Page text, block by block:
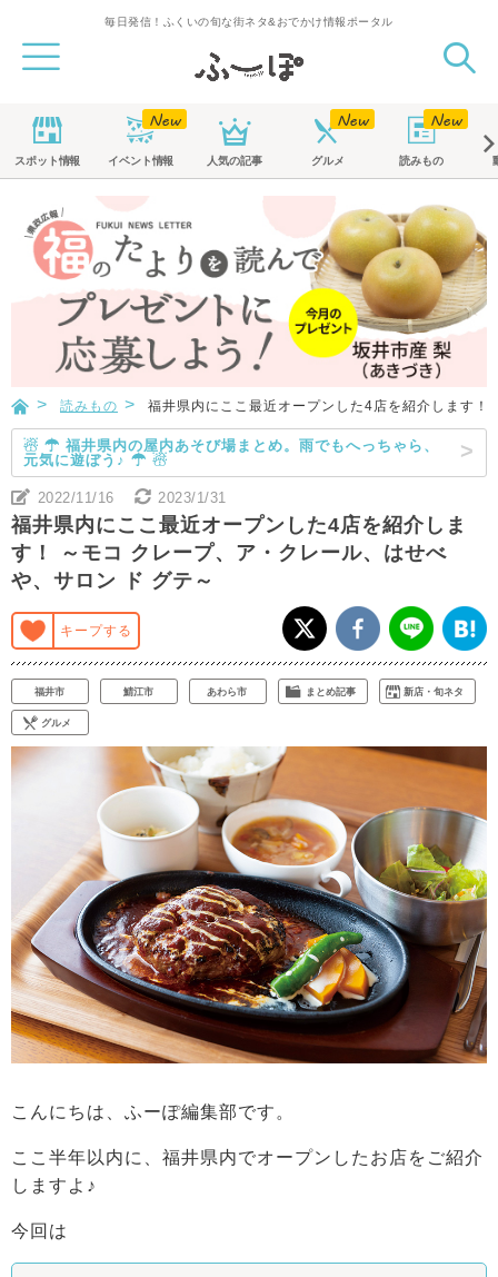
毎日発信！ふくいの旬な街ネタ&おでかけ情報ポータル
スポット情報 イベント情報 人気の記事 グルメ 読みもの
読みもの 福井県内にここ最近オープンした4店を紹介します
☃ ☂ 福井県内の屋内あそび場まとめ。雨でもへっちゃら、
元気に遊ぼう♪ ☂ ☃
2022/11/16 2023/1/31
福井県内にここ最近オープンした4店を紹介しま
す！ ～モコ クレープ、ア・クレール、はせべ
や、サロン ド グテ～
キープする
福井市 鯖江市 あわら市 まとめ記事 新店・旬ネタ
グルメ
こんにちは、ふーぽ編集部です。
ここ半年以内に、福井県内でオープンしたお店をご紹介
しますよ♪
今回は